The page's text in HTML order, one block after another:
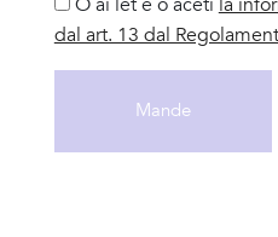
dal art. 13 dal